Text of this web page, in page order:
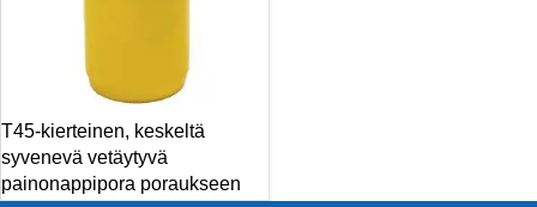
T45-kierteinen, keskeltä
syvenevä vetäytyvä
painonappipora poraukseen